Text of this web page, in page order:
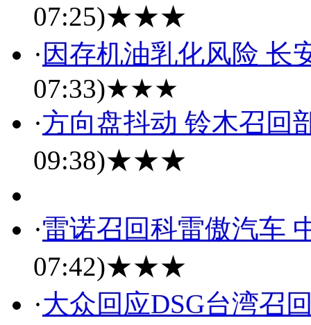
07:25)★★★
· 因存机油乳化风险 长
07:33)★★★
·方向盘抖动 铃木召回
09:38)★★★
·雷诺召回科雷傲汽车
07:42)★★★
·大众回应DSG台湾召